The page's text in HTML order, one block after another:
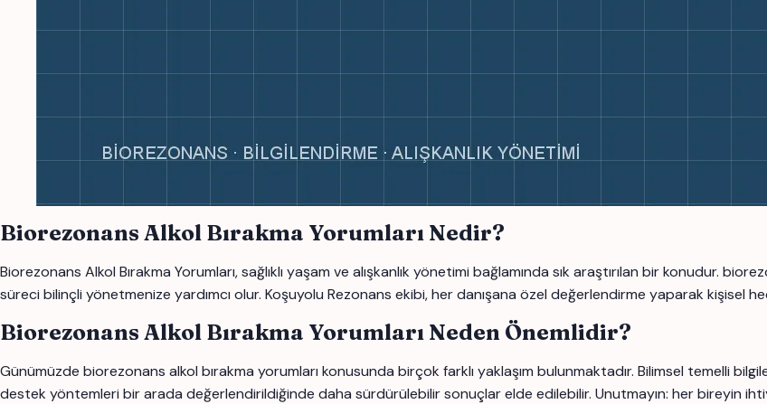
Biorezonans Alkol Bırakma Yorumları Nedir?
Biorezonans Alkol Bırakma Yorumları, sağlıklı yaşam ve alışkanlık yönetimi bağlamında sık araştırılan bir konudur.
süreci bilinçli yönetmenize yardımcı olur. Koşuyolu Rezonans ekibi, her danışana özel değerlendirme yaparak kişisel
Biorezonans Alkol Bırakma Yorumları Neden Önemlidir?
Günümüzde biorezonans alkol bırakma yorumları konusunda birçok farklı yaklaşım bulunmaktadır. Bilimsel temelli
destek yöntemleri bir arada değerlendirildiğinde daha sürdürülebilir sonuçlar elde edilebilir. Unutmayın: her bireyin